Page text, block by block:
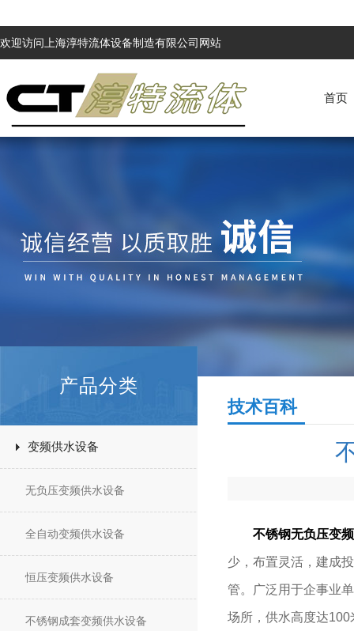
欢迎访问上海淳特流体设备制造有限公司网站
首页
产品分类
变频供水设备
无负压变频供水设备
全自动变频供水设备
恒压变频供水设备
不锈钢成套变频供水设备
技术百科
不锈钢无负压变
少，布置灵活，建成
管。广泛用于企事业
场所，供水高度达